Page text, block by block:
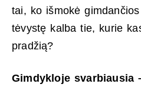
tai, ko išmokė
tėvystę kalba tie, kurie
pradžią?
Gimdykloje svarbiausia